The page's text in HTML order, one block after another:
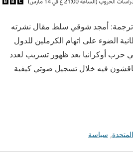
ش أ/ ترجمة: أمجد شوقي سلط مقال نشرته
الضوء على اتهام الكرملين للدول
حرب أوكرانيا بعد ظهور تسريب لعدد
فيه خلال تسجيل صوتي كيفية
, سياسة